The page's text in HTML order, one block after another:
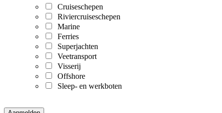
Cruiseschepen
Riviercruiseschepen
Marine
Ferries
Superjachten
Veetransport
Visserij
Offshore
Sleep- en werkboten